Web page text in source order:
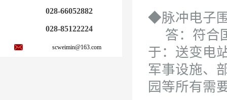
028-66052882
028-85122224
scweimin@163.com
◆脉冲电子
答：符合
于：送变电
军事设施、
园等所有需